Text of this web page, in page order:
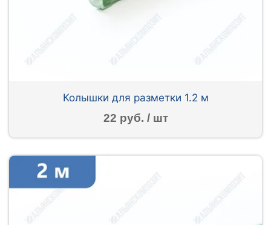
Колышки для разметки 1.2 м
22 руб. / шт